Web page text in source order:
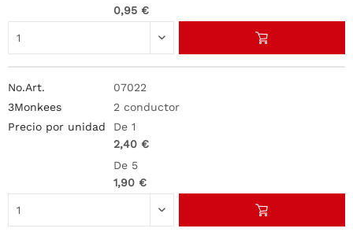
0,95 €
07022
2 conductor
De 1
2,40 €
De 5
1,90 €